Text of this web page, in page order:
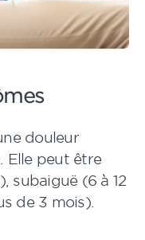
douleur
Elle peut être
subaiguë (6 à 12
de 3 mois).